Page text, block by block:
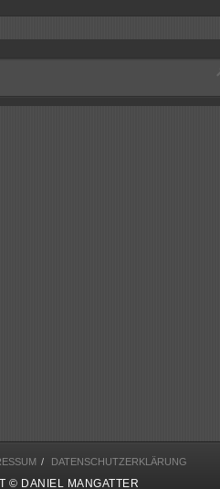
/ DATENSCHUTZERKLÄRUNG
© DANIEL MANGATTER